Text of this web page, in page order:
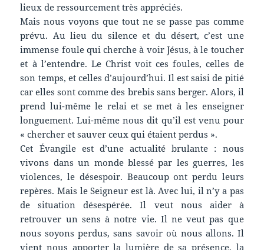
lieux de ressourcement très appréciés.
Mais nous voyons que tout ne se passe pas comme
prévu. Au lieu du silence et du désert, c’est une
immense foule qui cherche à voir Jésus, à le toucher
et à l’entendre. Le Christ voit ces foules, celles de
son temps, et celles d’aujourd’hui. Il est saisi de pitié
car elles sont comme des brebis sans berger. Alors, il
prend lui-même le relai et se met à les enseigner
longuement. Lui-même nous dit qu’il est venu pour
« chercher et sauver ceux qui étaient perdus ».
Cet Évangile est d’une actualité brulante : nous
vivons dans un monde blessé par les guerres, les
violences, le désespoir. Beaucoup ont perdu leurs
repères. Mais le Seigneur est là. Avec lui, il n’y a pas
de situation désespérée. Il veut nous aider à
retrouver un sens à notre vie. Il ne veut pas que
nous soyons perdus, sans savoir où nous allons. Il
vient nous apporter la lumière de sa présence, la